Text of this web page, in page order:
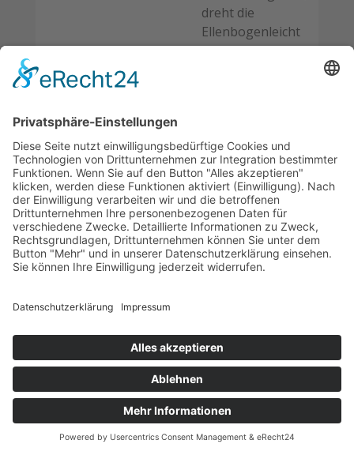
dreht die
Ellenbogenleicht
aus, gute
vorzügliches Fell in
Textur und Farbe,
freundliche
Hündin, gut
präsentiert
VDH Ch.A. Res.
Offene Klasse
Laekenois- Geschlecht:
Rüde- Richter: Alexandra Finke, D
Kat.-
Nr
Formwert
Astonishing Alfrid
Lucky Gale
CMKU/BOL/13582/21 -